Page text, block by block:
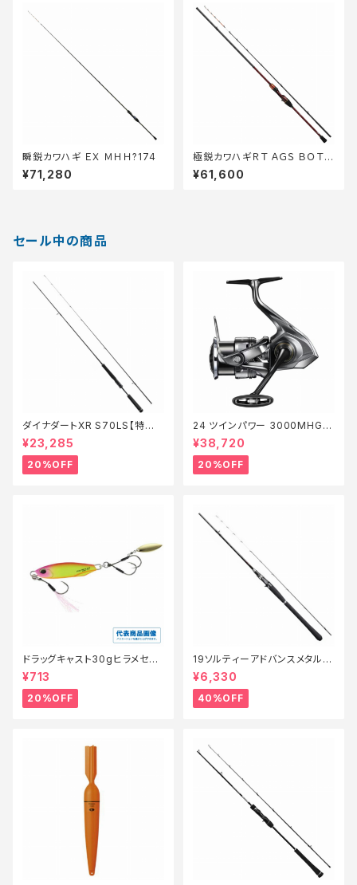
瞬鋭カワハギ ＥＸ ＭＨＨ?174
¥71,280
極鋭カワハギＲＴ ＡＧＳ ＢＯＴＴ
ＯＭ?2
¥61,600
セール中の商品
ダイナダートXR S70LS【特価
ロッド】【20】
¥23,285
20%OFF
24 ツインパワー 3000MHG
【特価リール】【20】
¥38,720
20%OFF
ドラッグキャスト30gヒラメセレ
クション【特価ルアー】【20】
¥713
20%OFF
19ソルティーアドバンスメタルス
ッテ B66MLS【特価竿】【40】
¥6,330
40%OFF